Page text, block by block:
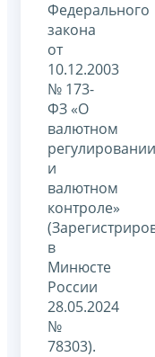
Федерального
закона
от
10.12.2003
№ 173-
ФЗ «О
валютном
регулировании
и
валютном
контроле»
в
Минюсте
России
28.05.2024
№
78303).